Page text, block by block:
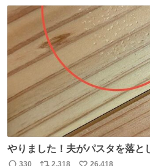
ト
数
やりました！夫がパスタを落と
た！よかったーーー！ファース
330 2,318
26,418